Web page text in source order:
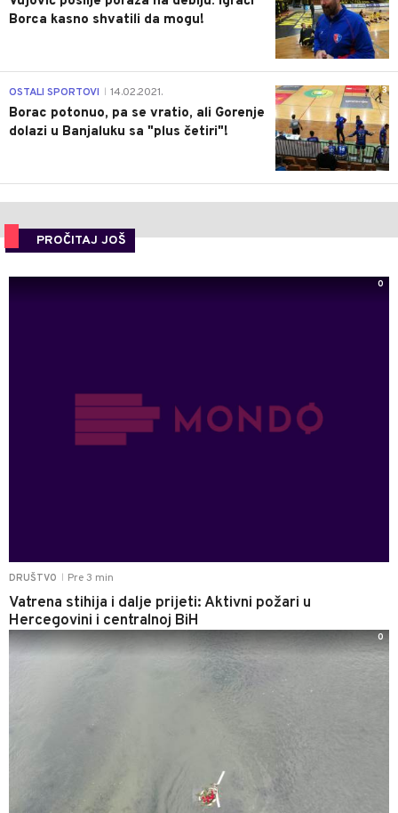
Borca kasno shvatili da mogu!
3
OSTALI SPORTOVI 14.02.2021.
Borac potonuo, pa se vratio, ali Gorenje
dolazi u Banjaluku sa "plus četiri"!
PROČITAJ JOŠ
DRUŠTVO Pre 3 min
Vatrena stihija i dalje prijeti: Aktivni požari u
Hercegovini i centralnoj BiH
0
0